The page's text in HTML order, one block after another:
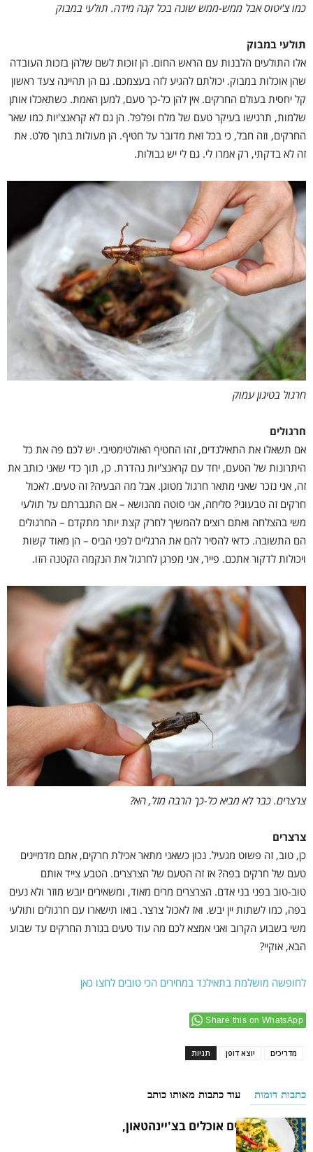
כמו צ'יטוס אבל ממש-ממש שונה בכל קנה מידה. תולעי במבוק
תולעי במבוק
אלו התולעים הלבנות עם הראש החום. הן זוכות לשם שלהן בזכות העובדה
שהן אוכלות במבוק. יכולתם להגיע לזה בעצמכם. גם הן תהיינה צעד ראשון
קל יחסית בעולם החרקים. אין להן כל-כך טעם, למען האמת. כשתאכלו אותן
שלמות, תרגישו בעיקר טעם של מלח ופלפל. הן גם לא קראנצ'יות כמו שאר
החרקים, וזה חבל, כי בכל זאת מדובר על חטיף. הן מעולות בתוך סלט. את
זה לא בדקתי, רק אמרו לי. גם לי יש גבולות.
חרגול בטיגון עמוק
חרגולים
אם תשאלו את התאילנדים, זהו החטיף האולטימטיבי. יש לכם פה את כל
היתרונות של הטעם, יחד עם קראנצ'יות נהדרת. כן, תוך כדי שאני כותב את
זה, אני נזכר שאני מתאר חרגול מטוגן. אבל מה הבעיה? זה טעים. לאכול
חרקים זה טבעוני? סליחה, אני סוטה מהנושא – אם התגברתם על תולעי
משי בהצלחה ואתם רוצים להמשיך לחרק קצת יותר מתקדם – החרגולים
הם התשובה. כדאי להסיר להם את הרגליים לפני הביס – הן מאוד קשות
ויכולות לדקור אתכם. פייר, אני מפרגן לחרגול את הנקמה הקטנה הזו.
צרצרים. כבר לא מביא כל-כך הרבה מזל, הא?
צרצרים
כן, טוב, זה פשוט מגעיל. נכון כשאני מתאר אכילת חרקים, אתם מדמיינים
טעם של חרקים בפה? אז זה הטעם של הצרצרים. הטבע צייד אותם
טוב-טוב בפני בני אדם. הצרצרים מרים מאוד, ומשאירים יובש מוזר ולא נעים
בפה, כמו לשתות יין יבש. ואז לאכול צרצר. בואו תישארו עם חרגולים ותולעי
משי בשבוע הקרוב ואני אמצא לכם מה עוד טעים בגזרת החרקים עד שבוע
הבא, אוקיי?
לחופשה מושלמת בתאילנד במחירים הכי טובים לחצו כאן
Share this on WhatsApp
תגיות יוצא דופן מדריכים
כתבות דומות עוד כתבות מאותו כותב
איפה המקומיים אוכלים בצ'יינהטאון,
בנגקוק